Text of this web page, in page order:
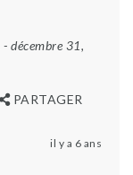
- décembre 31,
PARTAGER
il y a 6 ans